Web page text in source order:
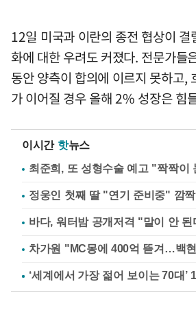
12일 미국과 이란의 종전 협상이 결
화에 대한 우려도 커졌다. 전문가들
동안 양측이 합의에 이르지 못하고,
가 이어질 경우 올해 2% 성장은 힘
이시간 핫뉴스
최준희, 또 성형수술 예고 "짝짝이
정웅인 첫째 딸 "연기 준비중" 깜
바다, 워터밤 공개저격 "말이 안 된